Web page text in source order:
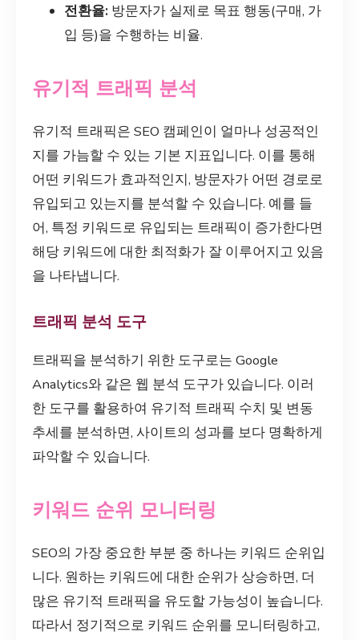
전환율: 방문자가 실제로 목표 행동(구매, 가
입 등)을 수행하는 비율.
유기적 트래픽 분석
유기적 트래픽은 SEO 캠페인이 얼마나 성공적인
지를 가늠할 수 있는 기본 지표입니다. 이를 통해
어떤 키워드가 효과적인지, 방문자가 어떤 경로로
유입되고 있는지를 분석할 수 있습니다. 예를 들
어, 특정 키워드로 유입되는 트래픽이 증가한다면
해당 키워드에 대한 최적화가 잘 이루어지고 있음
을 나타냅니다.
트래픽 분석 도구
트래픽을 분석하기 위한 도구로는 Google
Analytics와 같은 웹 분석 도구가 있습니다. 이러
한 도구를 활용하여 유기적 트래픽 수치 및 변동
추세를 분석하면, 사이트의 성과를 보다 명확하게
파악할 수 있습니다.
키워드 순위 모니터링
SEO의 가장 중요한 부분 중 하나는 키워드 순위입
니다. 원하는 키워드에 대한 순위가 상승하면, 더
많은 유기적 트래픽을 유도할 가능성이 높습니다.
따라서 정기적으로 키워드 순위를 모니터링하고,